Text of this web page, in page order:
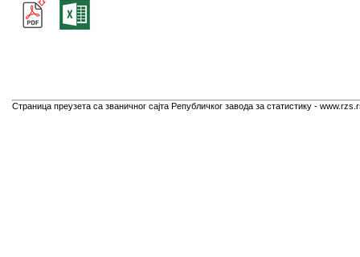
Страница преузета са званичног сајта Републичког завода за статистику -